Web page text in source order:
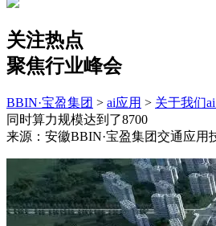
关注热点
聚焦行业峰会
BBIN·宝盈集团 > ai应用 > 关于我们
同时算力规模达到了8700
来源：安徽BBIN·宝盈集团交通应用